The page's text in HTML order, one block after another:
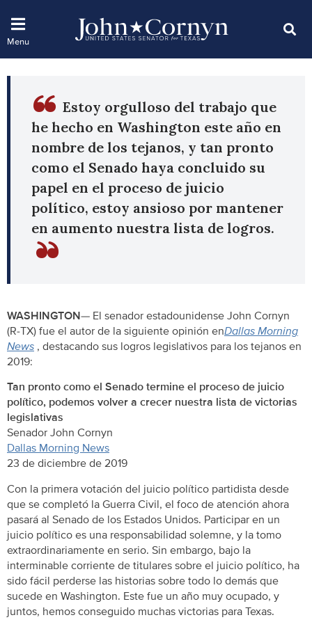
Estoy orgulloso del trabajo que
he hecho en Washington este año en
nombre de los tejanos, y tan pronto
como el Senado haya concluido su
papel en el proceso de juicio
político, estoy ansioso por mantener
en aumento nuestra lista de logros.
WASHINGTON— El senador estadounidense John Cornyn
(R-TX) fue el autor de la siguiente opinión enDallas Morning
News , destacando sus logros legislativos para los tejanos en
2019:
Tan pronto como el Senado termine el proceso de juicio
político, podemos volver a crecer nuestra lista de victorias
legislativas
Senador John Cornyn
Dallas Morning News
23 de diciembre de 2019
Con la primera votación del juicio político partidista desde
que se completó la Guerra Civil, el foco de atención ahora
pasará al Senado de los Estados Unidos. Participar en un
juicio político es una responsabilidad solemne, y la tomo
extraordinariamente en serio. Sin embargo, bajo la
interminable corriente de titulares sobre el juicio político, ha
sido fácil perderse las historias sobre todo lo demás que
sucede en Washington. Este fue un año muy ocupado, y
juntos, hemos conseguido muchas victorias para Texas.